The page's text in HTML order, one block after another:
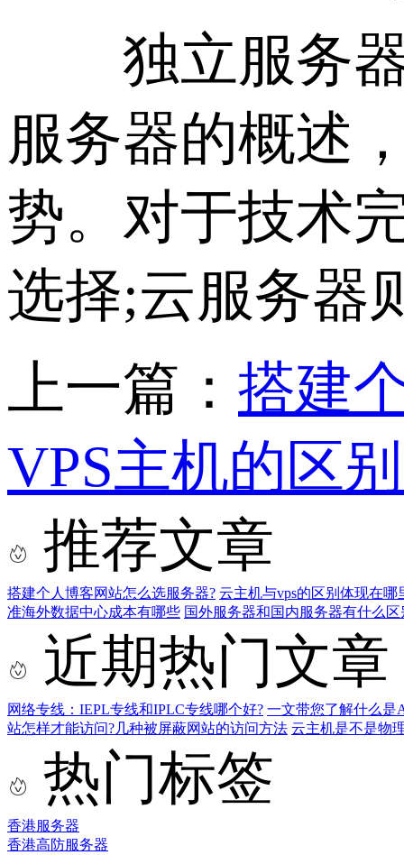
独立服务器
服务器的概述
势。对于技术
选择;云服务器
上一篇： 搭建
VPS主机的区
推荐文章
搭建个人博客网站怎么选服务器? 云主机与vps的区别体现在哪
准海外数据中心成本有哪些 国外服务器和国内服务器有什么区
近期热门文章
网络专线：IEPL专线和IPLC专线哪个好? 一文带您了解什么是
站怎样才能访问?几种被屏蔽网站的访问方法 云主机是不是物
热门标签
香港服务器
香港高防服务器